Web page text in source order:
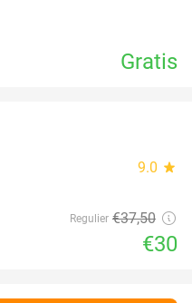
Gratis
9.0 star
Regulier €37,50
€30